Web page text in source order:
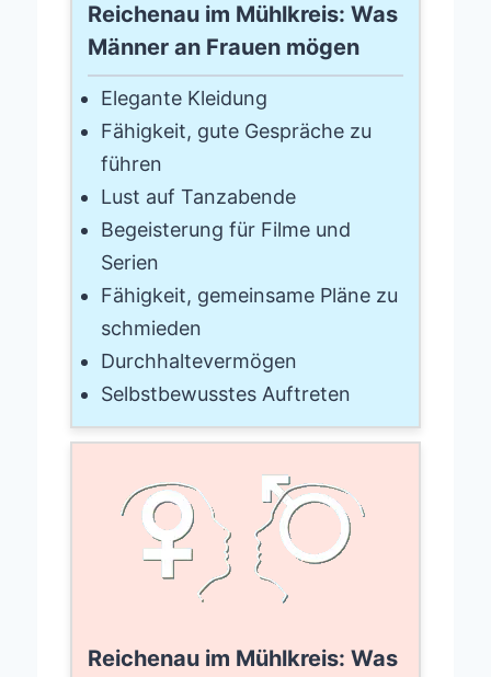
Reichenau im Mühlkreis: Was
Männer an Frauen mögen
Elegante Kleidung
Fähigkeit, gute Gespräche zu
führen
Lust auf Tanzabende
Begeisterung für Filme und
Serien
Fähigkeit, gemeinsame Pläne zu
schmieden
Durchhaltevermögen
Selbstbewusstes Auftreten
Reichenau im Mühlkreis: Was